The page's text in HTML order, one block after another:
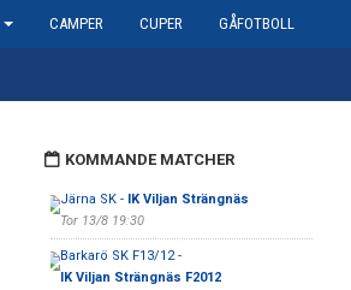
CAMPER CUPER GÅFOTBOLL
KOMMANDE MATCHER
Järna SK - IK Viljan Strängnäs
Tor 13/8 19:30
Barkarö SK F13/12 -
IK Viljan Strängnäs F2012